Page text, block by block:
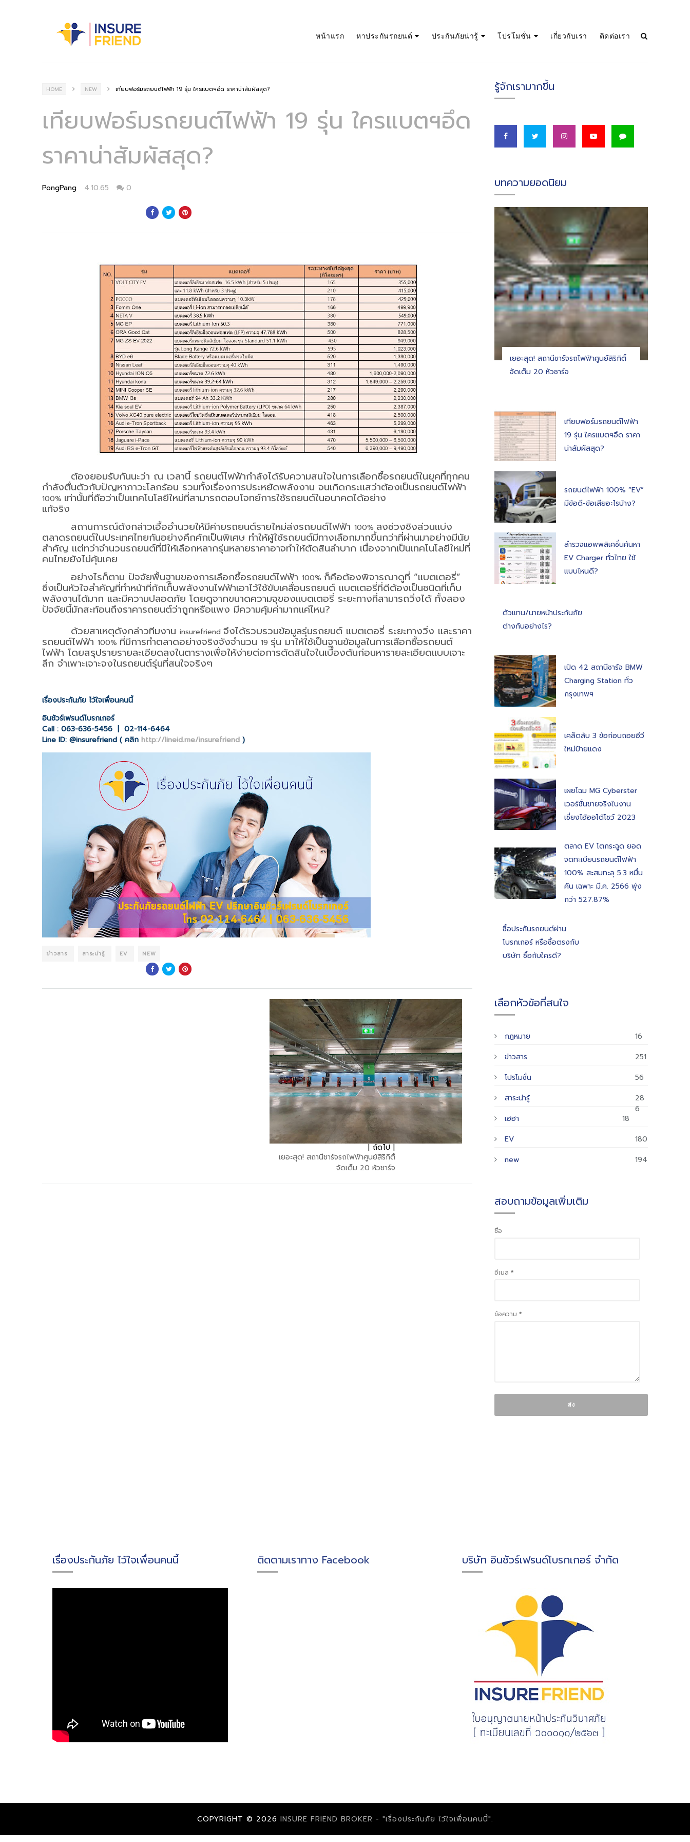
หน้าแรก หาประกันรถยนต์ ประกันภัยน่ารู้ โปรโมชั่น เกี่ยวกับเรา ติดต่อเรา
HOME NEW เทียบฟอร์มรถยนต์ไฟฟ้า 19 รุ่น ใครแบตฯอึด ราคาน่าสัมผัสสุด?
เทียบฟอร์มรถยนต์ไฟฟ้า 19 รุ่น ใครแบตฯอึด
ราคาน่าสัมผัสสุด?
PongPang 4.10.65 0
ต้องยอมรับกันนะว่า ณ เวลานี้ รถยนต์ไฟฟ้ากำลังได้รับความสนใจในการเลือกซื้อรถยนต์ในยุคที่ทุกคน
กำลังตื่นตัวกับปัญหาภาวะโลกร้อน รวมทั้งเรื่องการประหยัดพลังงาน จนเกิดกระแสว่าต้องเป็นรถยนต์ไฟฟ้า
100% เท่านั้นที่ถือว่าเป็นเทคโนโลยีใหม่ที่สามารถตอบโจทย์การใช้รถยนต์ในอนาคตได้อย่าง
แท้จริง
สถานการณ์ดังกล่าวเอื้ออำนวยให้มีค่ายรถยนต์รายใหม่ส่งรถยนต์ไฟฟ้า 100% ลงช่วงชิงส่วนแบ่ง
ตลาดรถยนต์ในประเทศไทยกันอย่างคึกคักเป็นพิเศษ ทำให้ผู้ใช้รถยนต์มีทางเลือกมากขึ้นกว่าที่ผ่านมาอย่างมีนัย
สำคัญ แต่ทว่าจำนวนรถยนต์ที่มีให้เลือกหลากรุ่นหลายราคาอาจทำให้ตัดสินลำบาก เนื่องจากเป็นเทคโนโลยีใหม่ที่
คนไทยยังไม่คุ้นเคย
อย่างไรก็ตาม ปัจจัยพื้นฐานของการเลือกซื้อรถยนต์ไฟฟ้า 100% ก็คือต้องพิจารณาดูที่ “แบตเตอรี่”
ซึ่งเป็นหัวใจสำคัญที่ทำหน้าที่กักเก็บพลังงานไฟฟ้าเอาไว้ใช้ขับเคลื่อนรถยนต์ แบตเตอรี่ที่ดีต้องเป็นชนิดที่เก็บ
พลังงานได้มาก และมีความปลอดภัย โดยดูจากขนาดความจุของแบตเตอรี่ ระยะทางที่สามารถวิ่งได้ ทั้งสอง
ปัจจัยนี้มักสะท้อนถึงราคารถยนต์ว่าถูกหรือแพง มีความคุ้มค่ามากแค่ไหน?
ด้วยสาเหตุดังกล่าวทีมงาน insurefriend จึงได้รวบรวมข้อมูลรุ่นรถยนต์ แบตเตอรี่ ระยะทางวิ่ง และราคา
รถยนต์ไฟฟ้า 100% ที่มีการทำตลาดอย่างจริงจังจำนวน 19 รุ่น มาให้ใช้เป็นฐานข้อมูลในการเลือกซื้อรถยนต์
ไฟฟ้า โดยสรุปรายรายละเอียดลงในตารางเพื่อให้ง่ายต่อการตัดสินใจในเบื้องต้นก่อนหารายละเอียดแบบเจาะ
ลึก จำเพาะเจาะจงในรถยนต์รุ่นที่สนใจจริงๆ
เรื่องประกันภัย ไว้ใจเพื่อนคนนี้
อินชัวร์เฟรนด์โบรกเกอร์
Call : 063-636-5456 | 02-114-6464
Line ID: @insurefriend ( คลิก http://lineid.me/insurefriend )
ข่าวสาร สาระน่ารู้ EV NEW
| ถัดไป |
เยอะสุด! สถานีชาร์จรถไฟฟ้าศูนย์สิริกิติ์
จัดเต็ม 20 หัวชาร์จ
รู้จักเรามากขึ้น
บทความยอดนิยม
เยอะสุด! สถานีชาร์จรถไฟฟ้าศูนย์สิริกิติ์
จัดเต็ม 20 หัวชาร์จ
เทียบฟอร์มรถยนต์ไฟฟ้า
19 รุ่น ใครแบตฯอึด ราคา
น่าสัมผัสสุด?
รถยนต์ไฟฟ้า 100% “EV”
มีข้อดี-ข้อเสียอะไรบ้าง?
สำรวจแอพพลิเคชั่นค้นหา
EV Charger ทั่วไทย ใช้
แบบไหนดี?
ตัวแทน/นายหน้าประกันภัย
ต่างกันอย่างไร?
เปิด 42 สถานีชาร์จ BMW
Charging Station ทั่ว
กรุงเทพฯ
เคล็ดลับ 3 ข้อก่อนถอยอีวี
ใหม่ป้ายแดง
เผยโฉม MG Cyberster
เวอร์ชั่นขายจริงในงาน
เซี่ยงไฮ้ออโต้โชว์ 2023
ตลาด EV โตกระฉูด ยอด
จดทะเบียนรถยนต์ไฟฟ้า
100% สะสมทะลุ 5.3 หมื่น
คัน เฉพาะ มี.ค. 2566 พุ่ง
กว่า 527.87%
ซื้อประกันรถยนต์ผ่าน
โบรกเกอร์ หรือซื้อตรงกับ
บริษัท ซื้อกับใครดี?
เลือกหัวข้อที่สนใจ
กฎหมาย
16
ข่าวสาร
251
โปรโมชั่น
56
สาระน่ารู้
28
6
เฮฮา
18
EV
180
new
194
สอบถามข้อมูลเพิ่มเติม
ชื่อ
อีเมล*
ข้อความ*
เรื่องประกันภัย ไว้ใจเพื่อนคนนี้ ติดตามเราทาง Facebook บริษัท อินชัวร์เฟรนด์โบรกเกอร์ จำกัด
COPYRIGHT © 2026 INSURE FRIEND BROKER - "เรื่องประกันภัย ไว้ใจเพื่อนคนนี้".